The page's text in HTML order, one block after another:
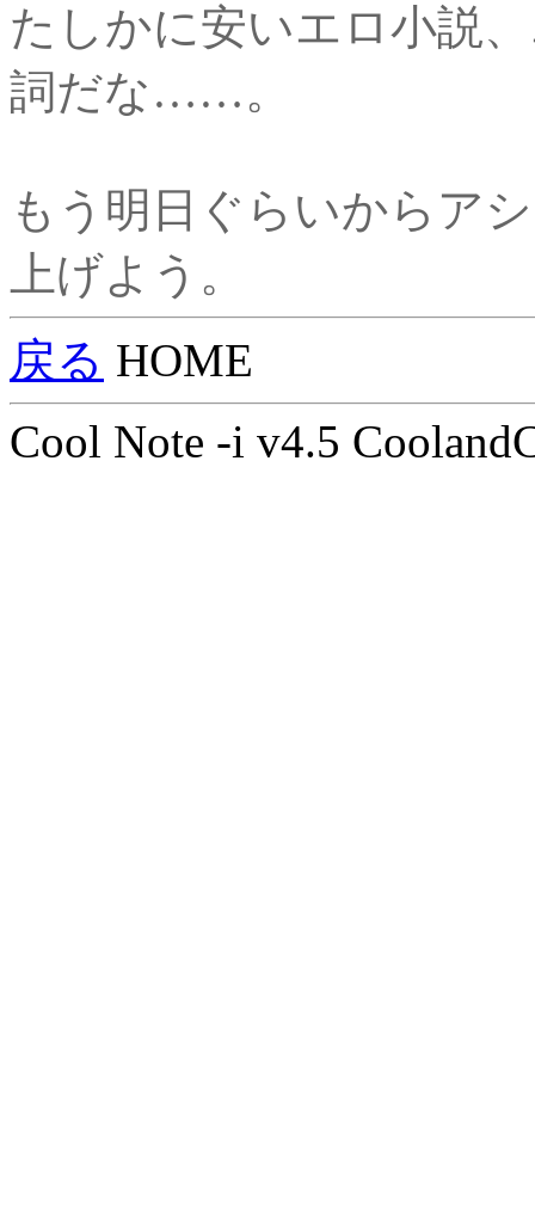
たしかに安いエロ小説
詞だな……。
もう明日ぐらいからア
上げよう。
戻る HOME
Cool Note -i v4.5